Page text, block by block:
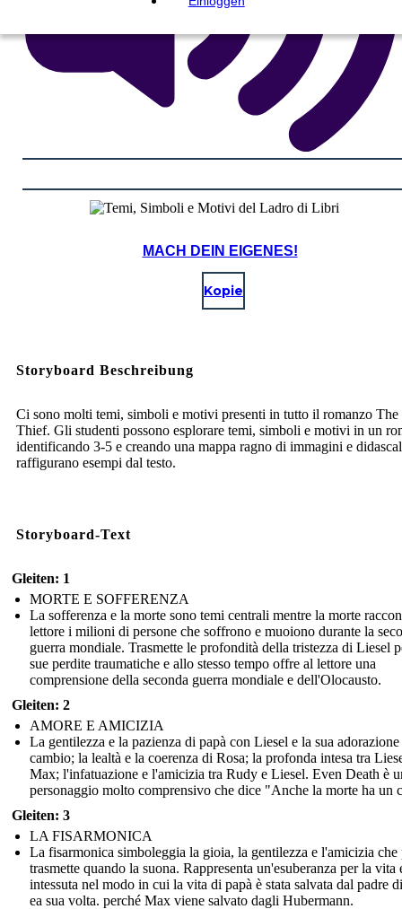
MACH DEIN EIGENES!
Kopie
Storyboard Beschreibung
Ci sono molti temi, simboli e motivi presenti in tutto il romanzo
Thief. Gli studenti possono esplorare temi, simboli e motivi in un
identificando 3-5 e creando una mappa ragno di immagini e
raffigurano esempi dal testo.
Storyboard-Text
Gleiten: 1
MORTE E SOFFERENZA
La sofferenza e la morte sono temi centrali mentre la morte
lettore i milioni di persone che soffrono e muoiono durante la
guerra mondiale. Trasmette le profondità della tristezza di Liesel
sue perdite traumatiche e allo stesso tempo offre al lettore una
comprensione della seconda guerra mondiale e dell'Olocausto.
Gleiten: 2
AMORE E AMICIZIA
La gentilezza e la pazienza di papà con Liesel e la sua
cambio; la lealtà e la coerenza di Rosa; la profonda intesa tra
Max; l'infatuazione e l'amicizia tra Rudy e Liesel. Even Death è
personaggio molto comprensivo che dice "Anche la morte ha un
Gleiten: 3
LA FISARMONICA
La fisarmonica simboleggia la gioia, la gentilezza e l'amicizia che
trasmette quando la suona. Rappresenta un'esuberanza per la vita
intessuta nel modo in cui la vita di papà è stata salvata dal padre
ea sua volta. perché Max viene salvato dagli Hubermann.